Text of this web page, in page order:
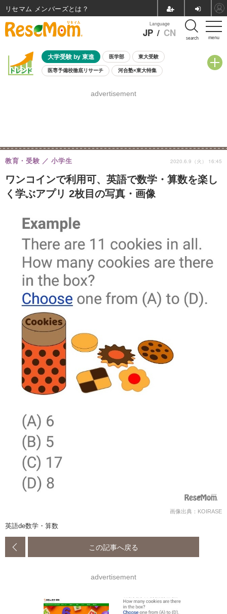
menu
Language
JP / CN search
大学受験 by 東進 医学部 東大受験
医専予備校徹底リサーチ 河合塾×東大特集
8月開催学校説明会・相談会
advertisement
ワンコインで利用可、英語で数学・算数を楽し
く学ぶアプリ 2枚目の写真・画像
教育・受験 小学生 2020.6.9（火） 16:45
画像出典：KOIRASE
英語de数学・算数
この記事へ戻る
advertisement
リセマム メンバーズ